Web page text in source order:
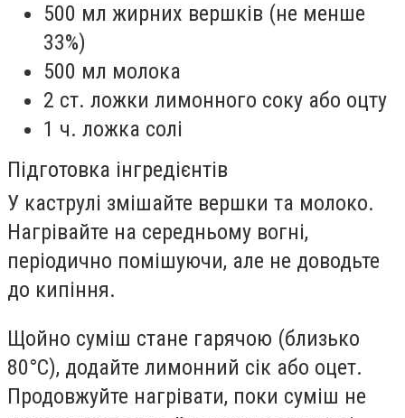
500 мл жирних вершків (не менше
33%)
500 мл молока
2 ст. ложки лимонного соку або оцту
1 ч. ложка солі
Підготовка інгредієнтів
У каструлі змішайте вершки та молоко.
Нагрівайте на середньому вогні,
періодично помішуючи, але не доводьте
до кипіння.
Щойно суміш стане гарячою (близько
80°C), додайте лимонний сік або оцет.
Продовжуйте нагрівати, поки суміш не